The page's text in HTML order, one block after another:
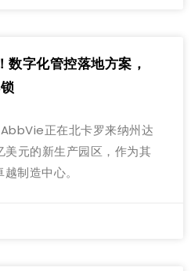
数字化管控落地方案，
正在北卡罗来纳州达
美元的新生产园区，作为其
制造中心。